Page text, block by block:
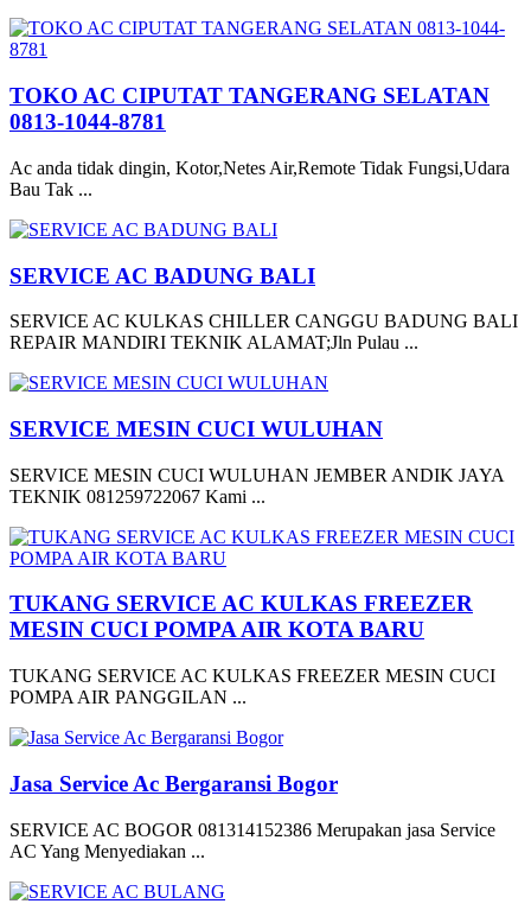
TOKO AC CIPUTAT TANGERANG SELATAN
0813-1044-8781
Ac anda tidak dingin, Kotor,Netes Air,Remote Tidak Fungsi,Udara
Bau Tak ...
SERVICE AC BADUNG BALI
SERVICE AC KULKAS CHILLER CANGGU BADUNG BALI
REPAIR MANDIRI TEKNIK ALAMAT;Jln Pulau ...
SERVICE MESIN CUCI WULUHAN
SERVICE MESIN CUCI WULUHAN JEMBER ANDIK JAYA
TEKNIK 081259722067 Kami ...
TUKANG SERVICE AC KULKAS FREEZER
MESIN CUCI POMPA AIR KOTA BARU
TUKANG SERVICE AC KULKAS FREEZER MESIN CUCI
POMPA AIR PANGGILAN ...
Jasa Service Ac Bergaransi Bogor
SERVICE AC BOGOR 081314152386 Merupakan jasa Service
AC Yang Menyediakan ...